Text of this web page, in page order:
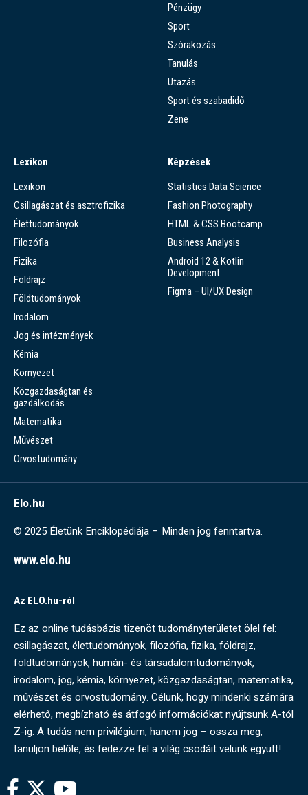
Pénzügy
Sport
Szórakozás
Tanulás
Utazás
Sport és szabadidő
Zene
Lexikon
Lexikon
Csillagászat és asztrofizika
Élettudományok
Filozófia
Fizika
Földrajz
Földtudományok
Irodalom
Jog és intézmények
Kémia
Környezet
Közgazdaságtan és
gazdálkodás
Matematika
Művészet
Orvostudomány
Képzések
Statistics Data Science
Fashion Photography
HTML & CSS Bootcamp
Business Analysis
Android 12 & Kotlin
Development
Figma – UI/UX Design
Elo.hu
© 2025 Életünk Enciklopédiája – Minden jog fenntartva.
www.elo.hu
Az ELO.hu-ról
Ez az online tudásbázis tizenöt tudományterületet ölel fel:
csillagászat, élettudományok, filozófia, fizika, földrajz,
földtudományok, humán- és társadalomtudományok,
irodalom, jog, kémia, környezet, közgazdaságtan, matematika,
művészet és orvostudomány. Célunk, hogy mindenki számára
elérhető, megbízható és átfogó információkat nyújtsunk A-tól
Z-ig. A tudás nem privilégium, hanem jog – ossza meg,
tanuljon belőle, és fedezze fel a világ csodáit velünk együtt!